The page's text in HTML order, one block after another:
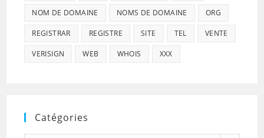
NOM DE DOMAINE NOMS DE DOMAINE ORG
REGISTRAR REGISTRE SITE TEL VENTE
VERISIGN WEB WHOIS XXX
Catégories